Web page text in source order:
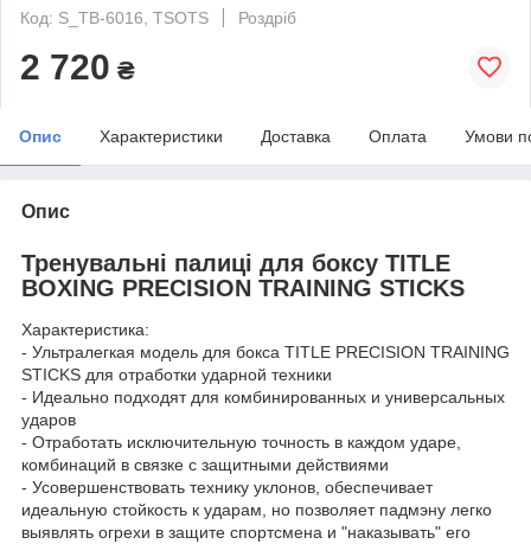
Код: S_TB-6016, TSOTS
Роздріб
2 720 ₴
Опис Характеристики Доставка Оплата Умови
Опис
Тренувальні палиці для боксу TITLE
BOXING PRECISION TRAINING STICKS
Характеристика:
- Ультралегкая модель для бокса TITLE PRECISION TRAINING
STICKS для отработки ударной техники
- Идеально подходят для комбинированных и универсальных
ударов
- Отработать исключительную точность в каждом ударе,
комбинаций в связке с защитными действиями
- Усовершенствовать технику уклонов, обеспечивает
идеальную стойкость к ударам, но позволяет падмэну легко
выявлять огрехи в защите спортсмена и "наказывать" его